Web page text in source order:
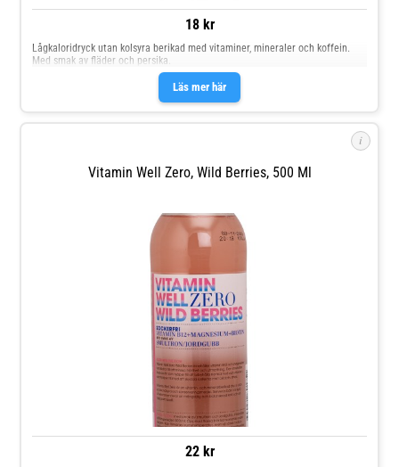
18 kr
Läs mer här
Lågkaloridryck utan kolsyra berikad med vitaminer, mineraler och koffein.
Med smak av fläder och persika.
i
Vitamin Well Zero, Wild Berries, 500 Ml
22 kr